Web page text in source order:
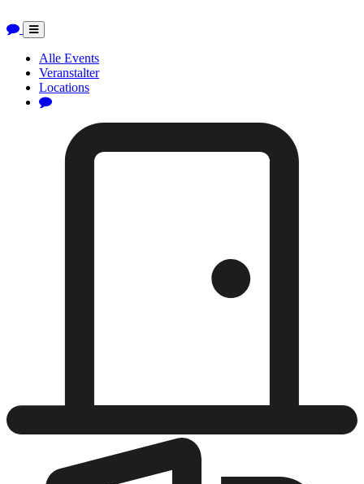
Toggle
navigation
Alle Events
Veranstalter
Locations